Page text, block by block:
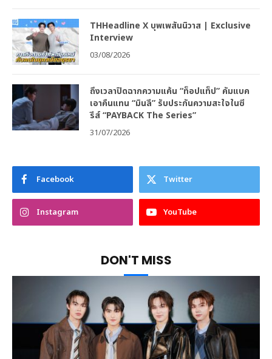
THHeadline X บุพเพสันนิวาส | Exclusive
Interview
03/08/2026
ถึงเวลาปิดฉากความแค้น “ท็อปแท็ป” คัมแบค
เอาคืนแทน “มินลี” รับประกันความสะใจในซี
รีส์ “PAYBACK The Series”
31/07/2026
Facebook Twitter
Instagram YouTube
DON'T MISS